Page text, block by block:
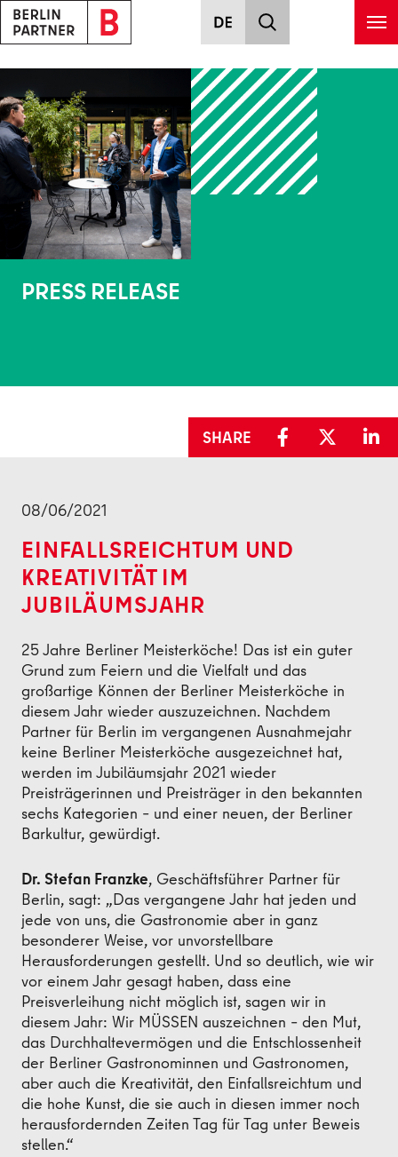
Skip to main content
PRESS RELEASE
SHARE
08/06/2021
EINFALLSREICHTUM UND
KREATIVITÄT IM
JUBILÄUMSJAHR
25 Jahre Berliner Meisterköche! Das ist ein guter
Grund zum Feiern und die Vielfalt und das
großartige Können der Berliner Meisterköche in
diesem Jahr wieder auszuzeichnen. Nachdem
Partner für Berlin im vergangenen Ausnahmejahr
keine Berliner Meisterköche ausgezeichnet hat,
werden im Jubiläumsjahr 2021 wieder
Preisträgerinnen und Preisträger in den bekannten
sechs Kategorien – und einer neuen, der Berliner
Barkultur, gewürdigt.
Dr. Stefan Franzke, Geschäftsführer Partner für
Berlin, sagt: „Das vergangene Jahr hat jeden und
jede von uns, die Gastronomie aber in ganz
besonderer Weise, vor unvorstellbare
Herausforderungen gestellt. Und so deutlich, wie wir
vor einem Jahr gesagt haben, dass eine
Preisverleihung nicht möglich ist, sagen wir in
diesem Jahr: Wir MÜSSEN auszeichnen – den Mut,
das Durchhaltevermögen und die Entschlossenheit
der Berliner Gastronominnen und Gastronomen,
aber auch die Kreativität, den Einfallsreichtum und
die hohe Kunst, die sie auch in diesen immer noch
herausfordernden Zeiten Tag für Tag unter Beweis
stellen.“